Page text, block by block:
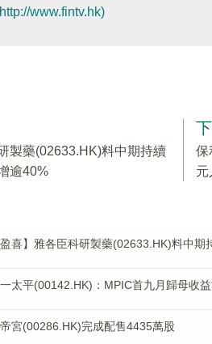
www.fintv.hk)
製藥(02633.HK)料中期持續
逾40%
保
元
盈喜】雅各臣科研製藥(02633.HK)料中
太平(00142.HK)：MPIC首九月歸母收
宮(00286.HK)完成配售4435萬股